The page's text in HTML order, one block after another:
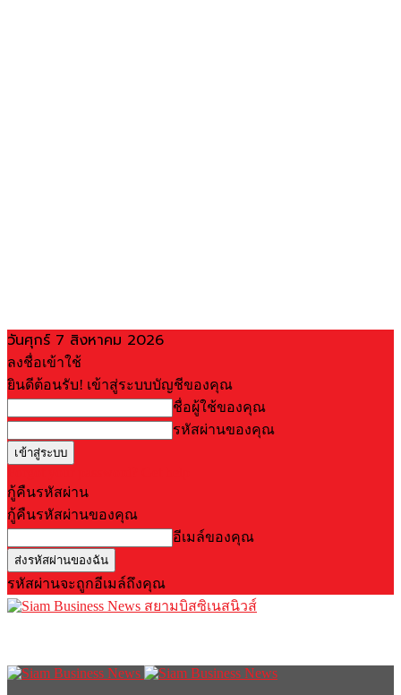
วันศุกร์ 7 สิงหาคม 2026
ลงชื่อเข้าใช้
ยินดีต้อนรับ! เข้าสู่ระบบบัญชีของคุณ
ชื่อผู้ใช้ของคุณ
รหัสผ่านของคุณ
กู้คืนรหัสผ่าน
กู้คืนรหัสผ่านของคุณ
อีเมล์ของคุณ
รหัสผ่านจะถูกอีเมล์ถึงคุณ
สยามบิสซิเนสนิวส์